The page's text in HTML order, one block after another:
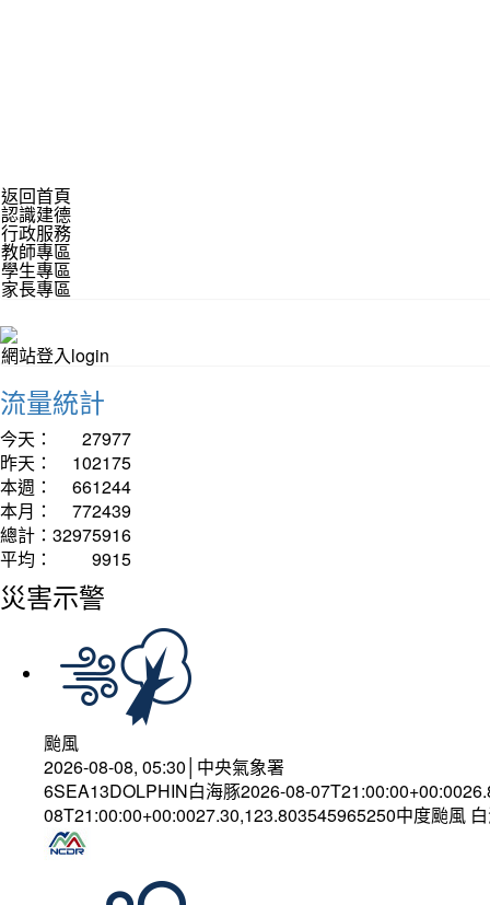
返回首頁
認識建德
行政服務
教師專區
學生專區
家長專區
網站登入login
流量統計
今天：
27977
昨天：
102175
本週：
661244
本月：
772439
總計： 32975916
平均：
9915
災害示警
颱風
2026-08-08, 05:30│中央氣象署
6SEA13DOLPHIN白海豚2026-08-
08T21:00:00+00:0027.30,123.803545965250中度颱風